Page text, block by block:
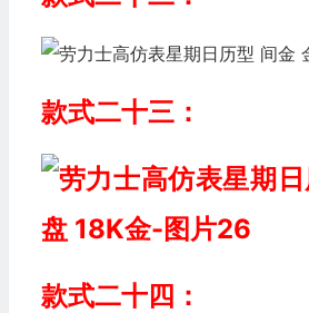
款式二十三：
款式二十四：